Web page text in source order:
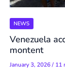
NEWS
Venezuela
montent
January 3, 2026/ 11